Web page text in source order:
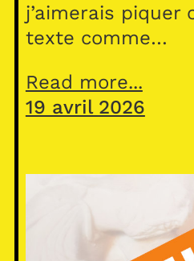
j’aimerais piquer
texte comme…
Read more...
19 avril 2026